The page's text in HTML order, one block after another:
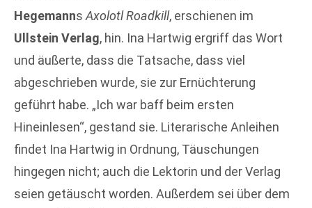
Hegemanns Axolotl Roadkill, erschienen im
Ullstein Verlag, hin. Ina Hartwig ergriff das Wort
und äußerte, dass die Tatsache, dass viel
abgeschrieben wurde, sie zur Ernüchterung
geführt habe. „Ich war baff beim ersten
Hineinlesen“, gestand sie. Literarische Anleihen
findet Ina Hartwig in Ordnung, Täuschungen
hingegen nicht; auch die Lektorin und der Verlag
seien getäuscht worden. Außerdem sei über dem